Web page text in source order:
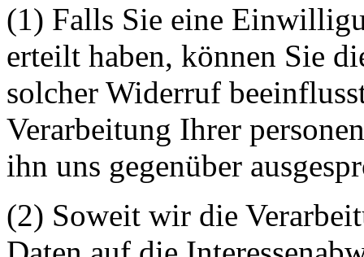
(1) Falls Sie eine
erteilt haben, können Sie
solcher Widerruf
Verarbeitung Ihrer
ihn uns gegenüber
(2) Soweit wir die